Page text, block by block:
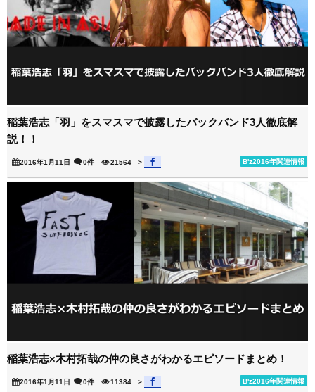
稲葉浩志「羽」をスマスマで披露したバックバンド3人徹底解
説！！
2016年1月11日 B'z2016年関連情報
0件 21564 >
稲葉浩志×木村拓哉の仲の良さがわかるエピソードまとめ！
2016年1月11日 B'z2016年関連情報
0件 11384 >